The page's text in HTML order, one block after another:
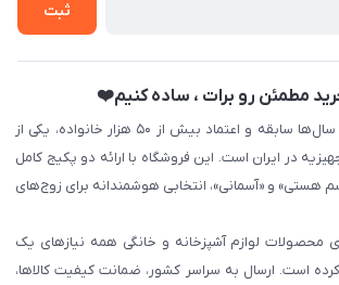
ثبت
مطمئن رو برات ، ساده کنیم❤️
با سال‌ها سابقه و اعتماد بیش از ۵۰ هزار خانواده، یکی از
در ایران است. این فروشگاه با ارائه دو پکیج کامل
هستی» و «آسمانی»، انتخابی هوشمندانه برای زوج‌های
محصولات لوازم آشپزخانه و خانگی همه نیازهای یک
است. ارسال به سراسر کشور، ضمانت کیفیت کالاها،